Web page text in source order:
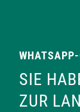
SIE
ZUR